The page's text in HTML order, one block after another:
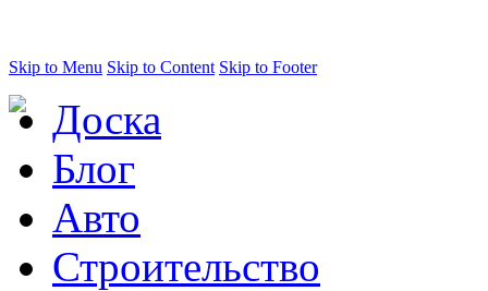
Skip to Menu Skip to Content Skip to Footer
Доска
Блог
Авто
Строительство